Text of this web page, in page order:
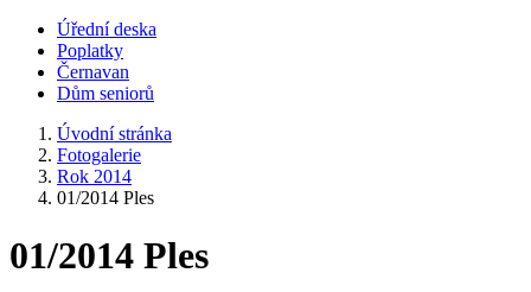
Úřední deska
Poplatky
Černavan
Dům seniorů
Úvodní stránka
Fotogalerie
Rok 2014
01/2014 Ples
01/2014 Ples